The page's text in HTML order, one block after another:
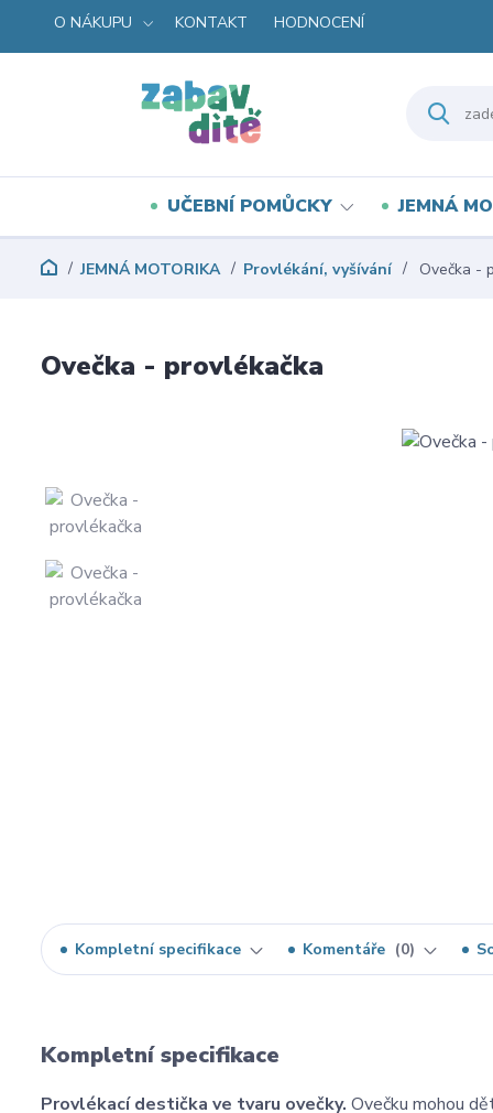
O NÁKUPU KONTAKT HODNOCENÍ
UČEBNÍ POMŮCKY JEMNÁ
JEMNÁ MOTORIKA Provlékání, vyšívání Ovečka -
Ovečka - provlékačka
Kompletní specifikace Komentáře 0
Kompletní specifikace
Provlékací destička ve tvaru ovečky. Ovečku mohou